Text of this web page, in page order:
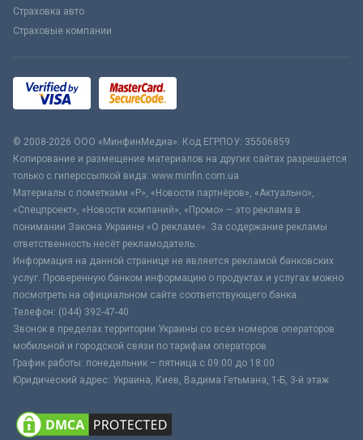
Страховка авто
Страховые компании
© 2008-2026 ООО «МинфинМедиа». Код ЕГРПОУ: 35506859
Копирование и размещение материалов на других сайтах разрешается
только с гиперссылкой вида: www.minfin.com.ua
Материалы с пометками «Р», «Новости партнёров», «Актуально»,
«Спецпроект», «Новости компаний», «Промо» – это реклама в
понимании Закона Украины «О рекламе». За содержание рекламы
ответственность несёт рекламодатель.
Информация на данной странице не является рекламой банковских
услуг. Проверенную банком информацию о продуктах и услугах можно
посмотреть на официальном сайте соответствующего банка.
Телефон: (044) 392-47-40
Звонок в пределах территории Украины со всех номеров операторов
мобильной и городской связи по тарифам операторов
График работы: понедельник – пятница с 09:00 до 18:00
Юридический адрес: Украина, Киев, Вадима Гетьмана, 1-Б, 3-й этаж